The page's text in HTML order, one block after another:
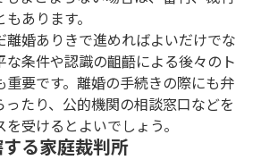
あります。
離婚ありきで進めればよいだけでな
な条件や認識の齟齬による後々のト
重要です。離婚の手続きの際にも弁
たり、公的機関の相談窓口などを
受けるとよいでしょう。
る家庭裁判所